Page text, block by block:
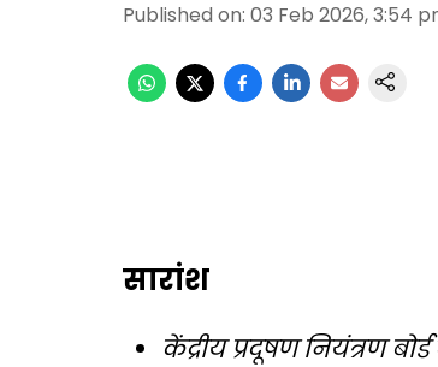
Published on: 03 Feb 2026, 3:54
सारांश
केंद्रीय प्रदूषण नियंत्रण